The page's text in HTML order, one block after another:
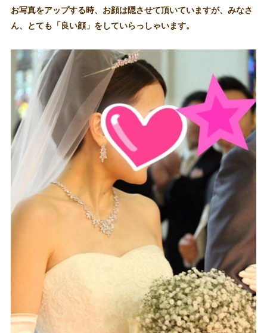
お写真をアップする時、お顔は隠させて頂いていますが、みなさ
ん、とても「良い顔」をしていらっしゃいます。